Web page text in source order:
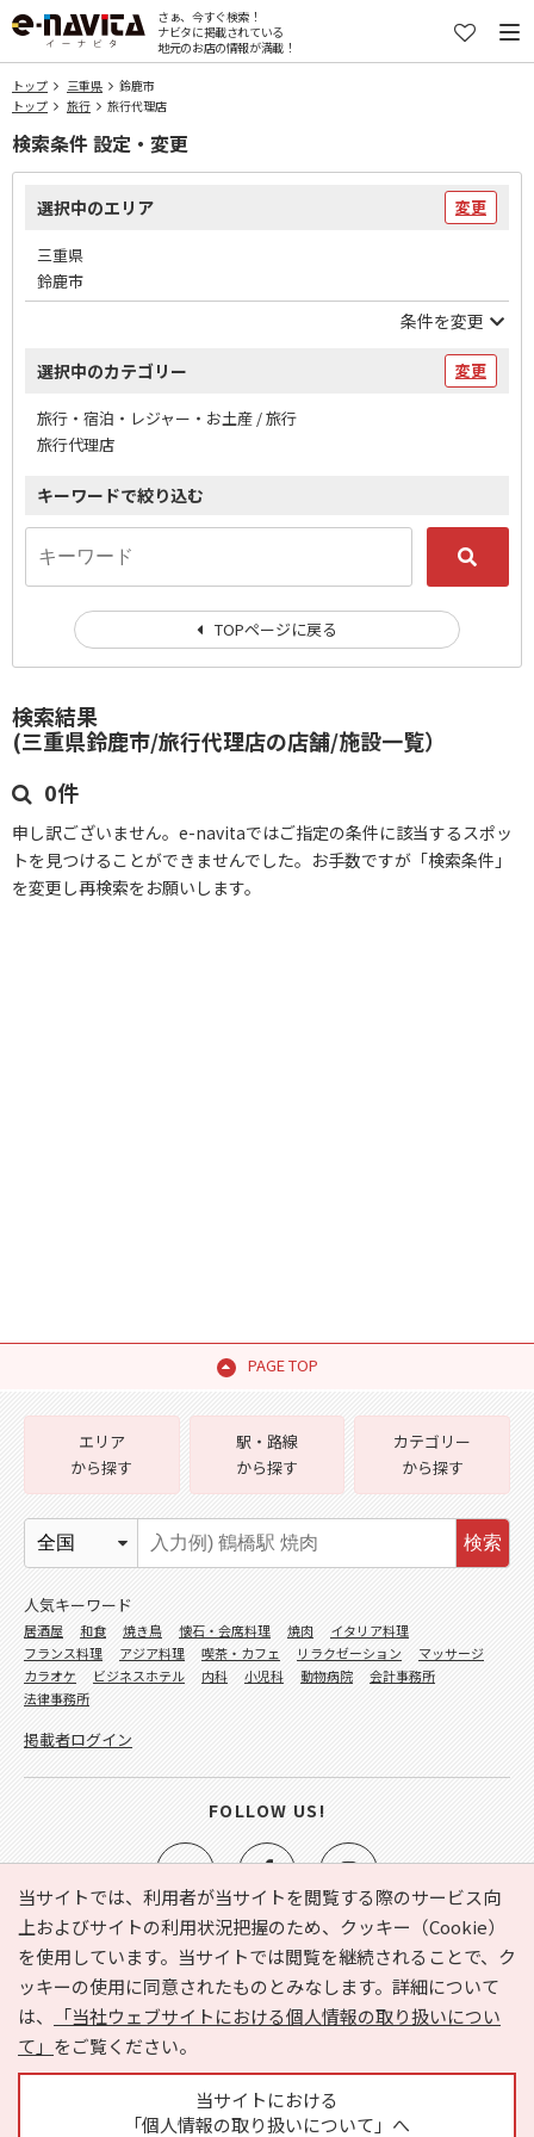
さぁ、今すぐ検索！
ナビタに掲載されている
地元のお店の情報が満載！
トップ 三重県
鈴鹿市
トップ
旅行 旅行代理店
検索結果
(三重県鈴鹿市/旅行代理店の店舗/施設一覧）
0件
申し訳ございません。e-navitaではご指定の条件に該当するスポッ
トを見つけることができませんでした。お手数ですが「検索条件」
を変更し再検索をお願いします。
検索条件 設定・変更
選択中のエリア 変更
三重県
鈴鹿市
条件を変更
選択中のカテゴリー 変更
旅行・宿泊・レジャー・お土産 / 旅行
旅行代理店
キーワードで絞り込む
TOPページに戻る
PAGE TOP
当サイトでは、利用者が当サイトを閲覧する際のサービス向
上およびサイトの利用状況把握のため、クッキー（Cookie）
を使用しています。当サイトでは閲覧を継続されることで、ク
ッキーの使用に同意されたものとみなします。詳細について
は、
「当社ウェブサイトにおける個人情報の取り扱いについ
て」 をご覧ください。
当サイトにおける
「個人情報の取り扱いについて」へ
e-NAVITA（イーナビタ）とは？ お気に入り
ヘルプ
利用規約
個人情報の取り扱いについて
運営会社
サイトマップ
広告掲載に関するお問い合わせ
エリア
から探す
駅・路線
から探す
カテゴリー
から探す
検索
人気キーワード
居酒屋 和食 焼き鳥 懐石・会席料理 焼肉
イタリア料理
フランス料理
アジア料理 喫茶・カフェ リラクゼーション
マッサージ
カラオケ
ビジネスホテル 内科 小児科 動物病院
会計事務所
法律事務所
掲載者ログイン
FOLLOW US!